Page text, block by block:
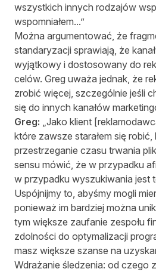
wszystkich innych rodzajów
wspomniałem...”
Można argumentować, że
standaryzacji sprawiają, że
wyjątkowy i dostosowany do
celów. Greg uważa jednak, że
zrobić więcej, szczególnie jeśli
się do innych kanałów
Greg: „Jako klient
które zawsze starałem się
przestrzeganie czasu trwania
sensu mówić, że w przypadku
w przypadku wyszukiwania jest
Uspójnijmy to, abyśmy mogli
ponieważ im bardziej można
tym większe zaufanie zespołu
zdolności do optymalizacji
masz większe szanse na
Wdrażanie śledzenia: od czego